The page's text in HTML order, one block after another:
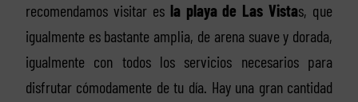
recomendamos visitar es la playa de Las Vistas, que
igualmente es bastante amplia, de arena suave y dorada,
igualmente con todos los servicios necesarios para
disfrutar cómodamente de tu día. Hay una gran cantidad